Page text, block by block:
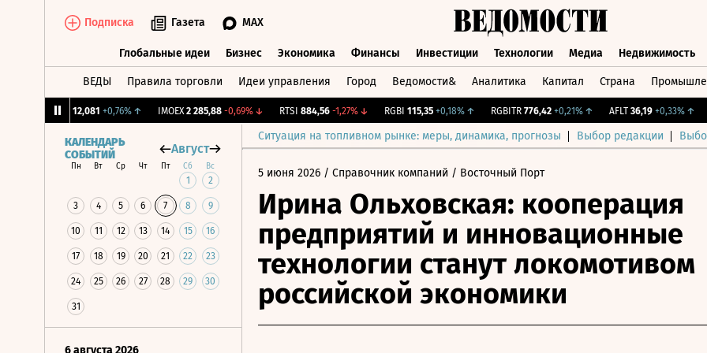
Подписка Газета MAX
Глобальные идеи Бизнес Экономика Финансы Инвестиции Технологии Медиа Недвижимость
ВЕДЫ Правила торговли Идеи управления Город Ведомости& Аналитика Капитал Страна
12,081 +0,76%↑ IMOEX 2 285,88 -0,69%↓ RTSI 884,56 -1,27%↓ RGBI 115,35 +0,18% ↑ RGBITR 776,42 +0,21%↑ AFLT 36,19 +0,33%↑
Ситуация на топливном рынке: меры, динамика, прогнозы Выбор редакции
КАЛЕНДАРЬ
СОБЫТИЙ
Август
Пн Вт Ср Чт Пт Сб Вс
1 2
3 4 5 6 7 8 9
10 11 12 13 14 15 16
17 18 19 20 21 22 23
24 25 26 27 28 29 30
31
6 августа 2026
5 июня 2026 / Справочник компаний / Восточный Порт
Ирина Ольховская: кооперация
предприятий и инновационные
технологии станут локомотивом
российской экономики